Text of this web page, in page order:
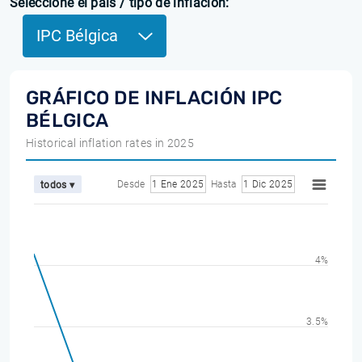
IPC Bélgica
GRÁFICO DE INFLACIÓN IPC
BÉLGICA
Historical inflation rates in 2025
todos ▾ Desde 1 Ene 2025 Hasta 1 Dic 2025
3.5%
4%